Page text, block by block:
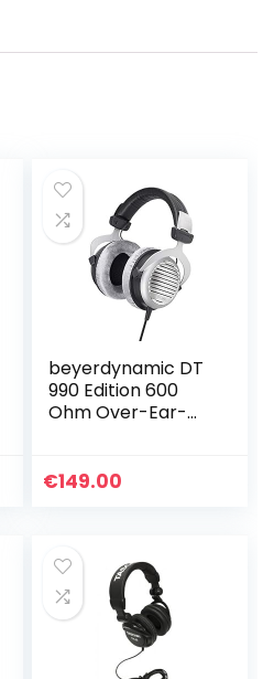
beyerdynamic DT
990 Edition 600
Ohm Over-Ear-
kabelgebunden,
€149.00